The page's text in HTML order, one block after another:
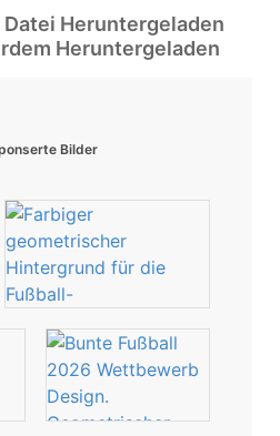
Heruntergeladen
Heruntergeladen
Bilder